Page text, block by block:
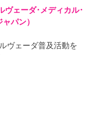
ヴェーダ･メディカル･
パン）
ヴェーダ普及活動を